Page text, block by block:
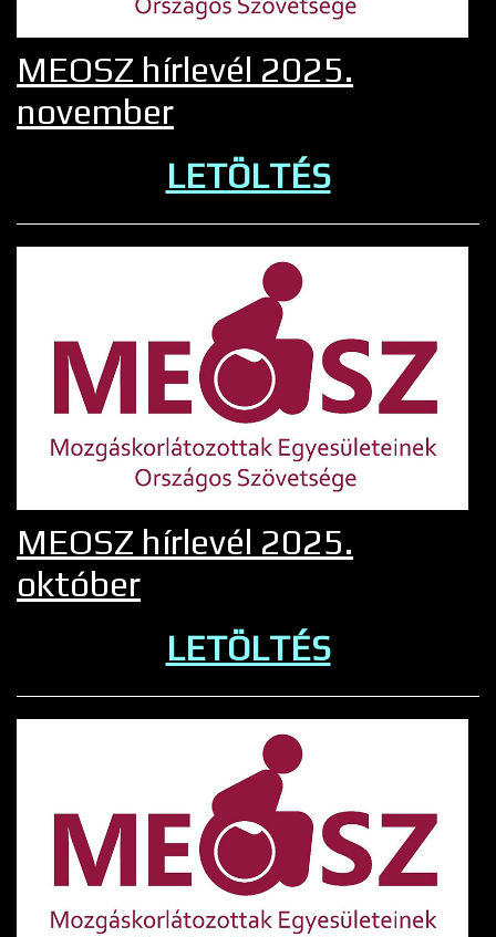
MEOSZ hírlevél 2025.
november
LETÖLTÉS
MEOSZ hírlevél 2025.
október
LETÖLTÉS